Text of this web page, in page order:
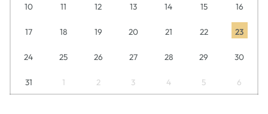
10 11 12 13 14 15 16
17 18 19 20 21 22 23
24 25 26 27 28 29 30
31 1 2 3 4 5 6